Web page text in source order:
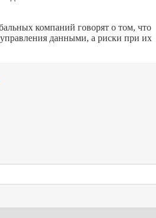
компаний говорят о том, что
данными, а риски при их